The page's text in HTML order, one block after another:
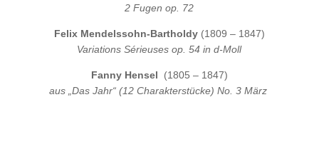
2 Fugen op. 72
Felix Mendelssohn-Bartholdy(1809 – 1847)
Variations Sérieuses op. 54 in d-Moll
Fanny Hensel (1805 – 1847)
aus „Das Jahr“ (12 Charakterstücke) No. 3 März